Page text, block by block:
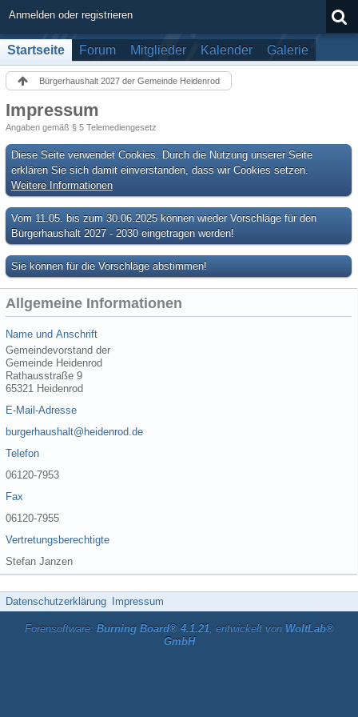
Anmelden oder registrieren
Startseite Forum Mitglieder Kalender Galerie
Bürgerhaushalt 2027 der Gemeinde Heidenrod
Impressum
Angaben gemäß § 5 Telemediengesetz
Diese Seite verwendet Cookies. Durch die Nutzung unserer Seite
erklären Sie sich damit einverstanden, dass wir Cookies setzen.
Weitere Informationen
Vom 11.05. bis zum 30.06.2025 können wieder Vorschläge für den
Bürgerhaushalt 2027 - 2030 eingetragen werden!
Sie können für die Vorschläge abstimmen!
Allgemeine Informationen
Name und Anschrift
Gemeindevorstand der
Gemeinde Heidenrod
Rathausstraße 9
65321 Heidenrod
E-Mail-Adresse
burgerhaushalt@heidenrod.de
Telefon
06120-7953
Fax
06120-7955
Vertretungsberechtigte
Stefan Janzen
Datenschutzerklärung Impressum
Forensoftware: Burning Board® 4.1.21, entwickelt von WoltLab®
GmbH